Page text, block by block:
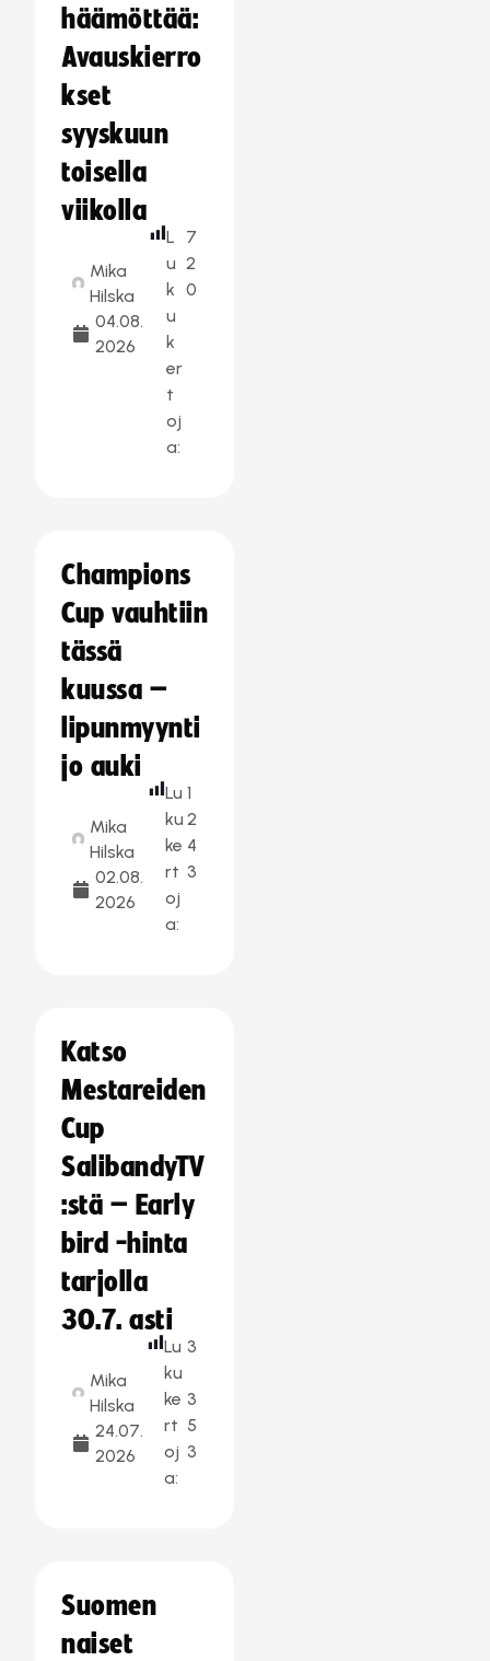
häämöttää:
Avauskierro
kset
syyskuun
toisella
viikolla
Mika
Hilska
04.08.
2026
L
u
k
u
k
er
t
oj
a:
7
2
0
Champions
Cup vauhtiin
tässä
kuussa –
lipunmyynti
jo auki
Mika
Hilska
02.08.
2026
Lu
ku
ke
rt
oj
a:
1
2
4
3
Katso
Mestareiden
Cup
SalibandyTV
:stä – Early
bird -hinta
tarjolla
30.7. asti
Mika
Hilska
24.07.
2026
Lu
ku
ke
rt
oj
a:
3
3
5
3
Suomen
naiset